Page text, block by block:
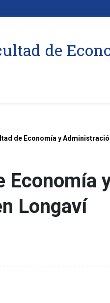
de
de Economía y
Economía
Longaví